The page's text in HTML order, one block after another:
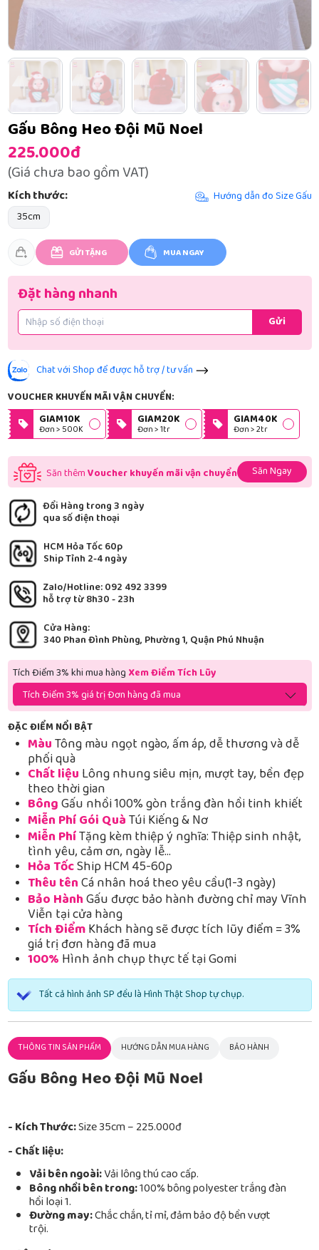
Gấu Bông Heo Đội Mũ Noel
225.000đ
(Giá chưa bao gồm VAT)
Kích thước:
Hướng dẫn đo Size Gấu
35cm
GỬI TẶNG MUA NGAY
Đặt hàng nhanh
Gửi
Chat với Shop để được hỗ trợ / tư vấn
VOUCHER KHUYẾN MÃI VẬN CHUYỂN:
GIAM10K
Đơn > 500K
GIAM20K
Đơn > 1tr
GIAM40K
Đơn > 2tr
Săn thêmVoucher khuyến mãi vận chuyển Săn Ngay
Đổi Hàng trong 3 ngày
qua số điện thoại
HCM Hỏa Tốc 60p
Ship Tỉnh 2-4 ngày
Zalo/Hotline: 092 492 3399
hỗ trợ từ 8h30 - 23h
Cửa Hàng:
340 Phan Đình Phùng, Phường 1, Quận Phú Nhuận
Tích Điểm 3% khi mua hàng Xem Điểm Tích Lũy
Tích Điểm 3% giá trị Đơn hàng đã mua
ĐẶC ĐIỂM NỔI BẬT
MàuTông màu ngọt ngào, ấm áp, dễ thương và dễ
phối quà
Chất liệu Lông nhung siêu mịn, mượt tay, bền đẹp
theo thời gian
BôngGấu nhồi 100% gòn trắng đàn hồi tinh khiết
Miễn Phí Gói QuàTúi Kiếng & Nơ
Miễn PhíTặng kèm thiệp ý nghĩa: Thiệp sinh nhật,
tình yêu, cảm ơn, ngày lễ…
Hỏa TốcShip HCM 45-60p
Thêu tênCá nhân hoá theo yêu cầu(1-3 ngày)
Bảo HànhGấu được bảo hành đường chỉ may Vĩnh
Viễn tại cửa hàng
Tích ĐiểmKhách hàng sẽ được tích lũy điểm = 3%
giá trị đơn hàng đã mua
100% Hình ảnh chụp thực tế tại Gomi
Tất cả hình ảnh SP đều là Hình Thật Shop tự chụp.
THÔNG TIN SẢN PHẨM HƯỚNG DẪN MUA HÀNG BẢO HÀNH
Gấu Bông Heo Đội Mũ Noel
- Kích Thước:Size 35cm – 225.000đ
- Chất liệu:
Vải bên ngoài:Vải lông thú cao cấp.
Bông nhồi bên trong:100% bông polyester trắng đàn
hồi loại 1.
Đường may:Chắc chắn, tỉ mỉ, đảm bảo độ bền vượt
trội.